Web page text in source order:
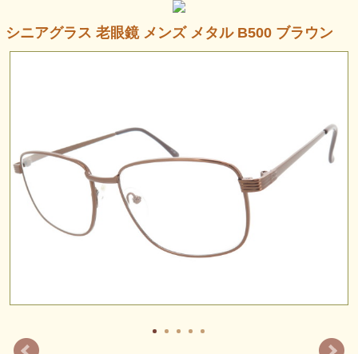
シニアグラス 老眼鏡 メンズ メタル B500 ブラウン